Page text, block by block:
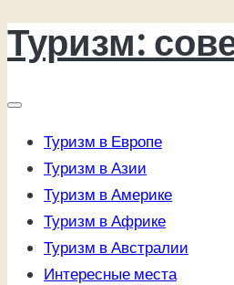
Перейти
к
Туризм:
Туризм в Европе
Туризм в Азии
Туризм в Америке
Туризм в Африке
Туризм в Австралии
Интересные места